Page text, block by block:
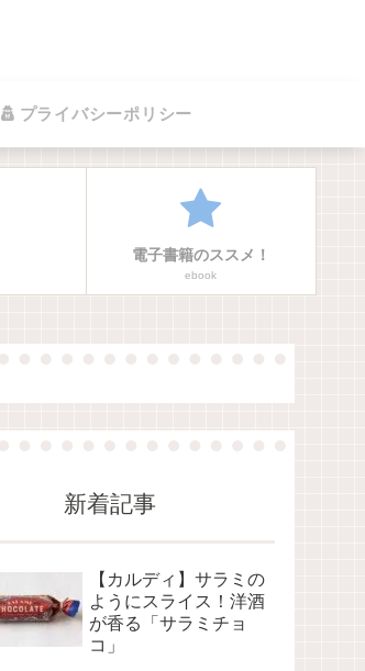
プライバシーポリシー
電子書籍のススメ！
ebook
新着記事
【カルディ】サラミの
ようにスライス！洋酒
が香る「サラミチョ
コ」